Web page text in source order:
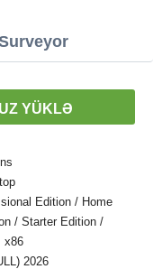
YÜKLƏ
Edition / Home
/ Starter Edition /
x86
2026